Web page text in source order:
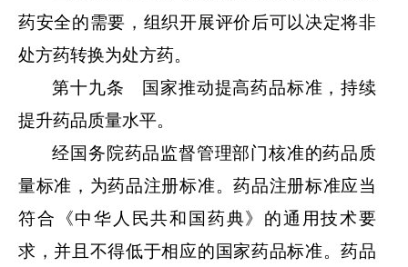
药安全的需要，组织开展评价后可以决定将非
处方药转换为处方药。
第十九条 国家推动提高药品标准，持续
提升药品质量水平。
经国务院药品监督管理部门核准的药品质
量标准，为药品注册标准。药品注册标准应当
符合《中华人民共和国药典》的通用技术要
求，并且不得低于相应的国家药品标准。药品